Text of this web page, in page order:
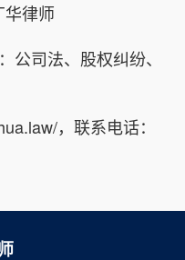
律师
司法、股权纠纷、
，联系电话：